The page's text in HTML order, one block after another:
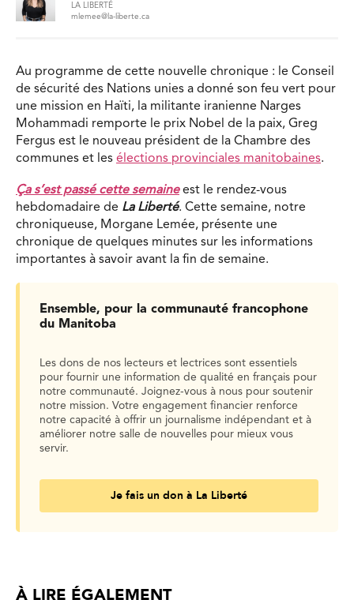
LA LIBERTÉ
mlemee@la-liberte.ca
Au programme de cette nouvelle chronique : le Conseil
de sécurité des Nations unies a donné son feu vert pour
une mission en Haïti, la militante iranienne Narges
Mohammadi remporte le prix Nobel de la paix, Greg
Fergus est le nouveau président de la Chambre des
communes et les élections provinciales manitobaines.
Ça s’est passé cette semaineest le rendez-vous
hebdomadaire de La Liberté. Cette semaine, notre
chroniqueuse, Morgane Lemée, présente une
chronique de quelques minutes sur les informations
importantes à savoir avant la fin de semaine.
Ensemble, pour la communauté francophone
du Manitoba
Les dons de nos lecteurs et lectrices sont essentiels
pour fournir une information de qualité en français pour
notre communauté. Joignez-vous à nous pour soutenir
notre mission. Votre engagement financier renforce
notre capacité à offrir un journalisme indépendant et à
améliorer notre salle de nouvelles pour mieux vous
servir.
Je fais un don à La Liberté
À LIRE ÉGALEMENT